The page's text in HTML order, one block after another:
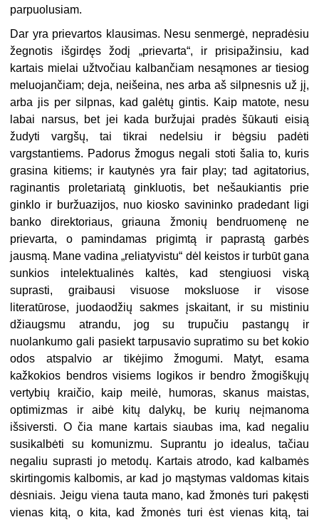
parpuolusiam.
Dar yra prievartos klausimas. Nesu senmergė, nepradėsiu
žegnotis išgirdęs žodį „prievarta“, ir prisipažinsiu, kad
kartais mielai užtvočiau kalbančiam nesąmones ar tiesiog
meluojančiam; deja, neišeina, nes arba aš silpnesnis už jį,
arba jis per silpnas, kad galėtų gintis. Kaip matote, nesu
labai narsus, bet jei kada buržujai pradės šūkauti eisią
žudyti vargšų, tai tikrai nedelsiu ir bėgsiu padėti
vargstantiems. Padorus žmogus negali stoti šalia to, kuris
grasina kitiems; ir kautynės yra fair play; tad agitatorius,
raginantis proletariatą ginkluotis, bet nešaukiantis prie
ginklo ir buržuazijos, nuo kiosko savininko pradedant ligi
banko direktoriaus, griauna žmonių bendruomenę ne
prievarta, o pamindamas prigimtą ir paprastą garbės
jausmą. Mane vadina „reliatyvistu“ dėl keistos ir turbūt gana
sunkios intelektualinės kaltės, kad stengiuosi viską
suprasti, graibausi visuose moksluose ir visose
literatūrose, juodaodžių sakmes įskaitant, ir su mistiniu
džiaugsmu atrandu, jog su trupučiu pastangų ir
nuolankumo gali pasiekt tarpusavio supratimo su bet kokio
odos atspalvio ar tikėjimo žmogumi. Matyt, esama
kažkokios bendros visiems logikos ir bendro žmogiškųjų
vertybių kraičio, kaip meilė, humoras, skanus maistas,
optimizmas ir aibė kitų dalykų, be kurių neįmanoma
išsiversti. O čia mane kartais siaubas ima, kad negaliu
susikalbėti su komunizmu. Suprantu jo idealus, tačiau
negaliu suprasti jo metodų. Kartais atrodo, kad kalbamės
skirtingomis kalbomis, ar kad jo mąstymas valdomas kitais
dėsniais. Jeigu viena tauta mano, kad žmonės turi pakęsti
vienas kitą, o kita, kad žmonės turi ėst vienas kitą, tai